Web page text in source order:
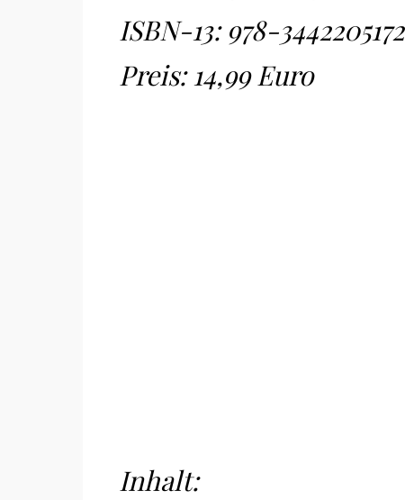
ISBN-13: 978-3442205172
Preis: 14,99 Euro
Inhalt: